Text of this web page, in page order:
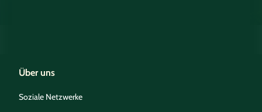
Über uns
Soziale Netzwerke